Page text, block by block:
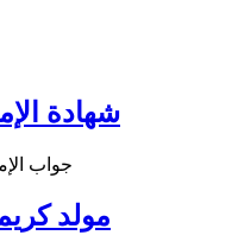
شهادة
جواب
مولد